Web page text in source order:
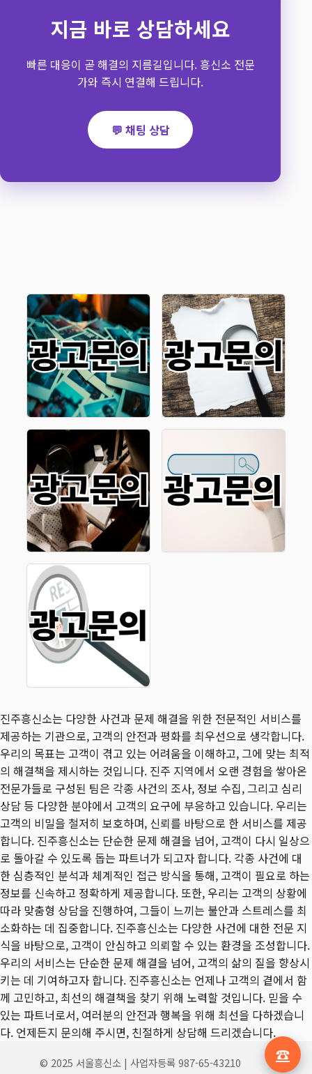
지금 바로 상담하세요
빠른 대응이 곧 해결의 지름길입니다. 흥신소 전문
가와 즉시 연결해 드립니다.
💬 채팅 상담
진주흥신소는 다양한 사건과 문제 해결을 위한 전문적인 서비스를
제공하는 기관으로, 고객의 안전과 평화를 최우선으로 생각합니다.
우리의 목표는 고객이 겪고 있는 어려움을 이해하고, 그에 맞는 최적
의 해결책을 제시하는 것입니다. 진주 지역에서 오랜 경험을 쌓아온
전문가들로 구성된 팀은 각종 사건의 조사, 정보 수집, 그리고 심리
상담 등 다양한 분야에서 고객의 요구에 부응하고 있습니다. 우리는
고객의 비밀을 철저히 보호하며, 신뢰를 바탕으로 한 서비스를 제공
합니다. 진주흥신소는 단순한 문제 해결을 넘어, 고객이 다시 일상으
로 돌아갈 수 있도록 돕는 파트너가 되고자 합니다. 각종 사건에 대
한 심층적인 분석과 체계적인 접근 방식을 통해, 고객이 필요로 하는
정보를 신속하고 정확하게 제공합니다. 또한, 우리는 고객의 상황에
따라 맞춤형 상담을 진행하여, 그들이 느끼는 불안과 스트레스를 최
소화하는 데 집중합니다. 진주흥신소는 다양한 사건에 대한 전문 지
식을 바탕으로, 고객이 안심하고 의뢰할 수 있는 환경을 조성합니다.
우리의 서비스는 단순한 문제 해결을 넘어, 고객의 삶의 질을 향상시
키는 데 기여하고자 합니다. 진주흥신소는 언제나 고객의 곁에서 함
께 고민하고, 최선의 해결책을 찾기 위해 노력할 것입니다. 믿을 수
있는 파트너로서, 여러분의 안전과 행복을 위해 최선을 다하겠습니
다. 언제든지 문의해 주시면, 친절하게 상담해 드리겠습니다.
☎️
© 2025 서울흥신소 | 사업자등록 987-65-43210